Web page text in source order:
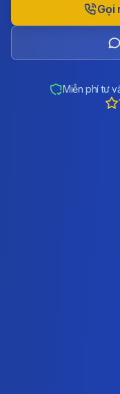
Gọi
Miễn phí tư